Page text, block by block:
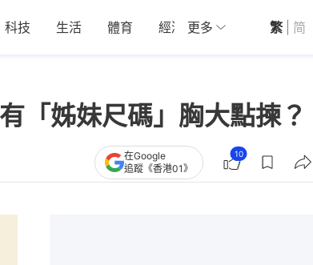
科技 生活 體育 經濟 01深圳 觀點
更多 繁 简
「姊妹尺碼」胸大點揀？
在Google
追蹤《香港01》
10